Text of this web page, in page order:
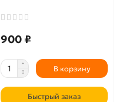
900 ₽
В корзину
Быстрый заказ